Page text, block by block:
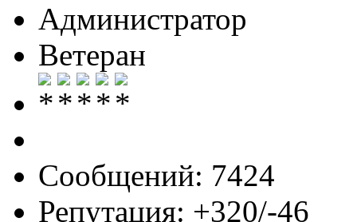
Администратор
Ветеран
Сообщений: 7424
Репутация: +320/-46